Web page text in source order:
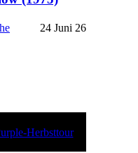
24 Juni 26